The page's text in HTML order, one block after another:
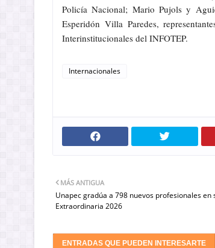
Policía Nacional; Mario Pujols y
Esperidón Villa Paredes,
Interinstitucionales del INFOTEP.
Internacionales
MÁS ANTIGUA
Unapec gradúa a 798 nuevos profesionales en
Extraordinaria 2026
ENTRADAS QUE PUEDEN INTERESARTE